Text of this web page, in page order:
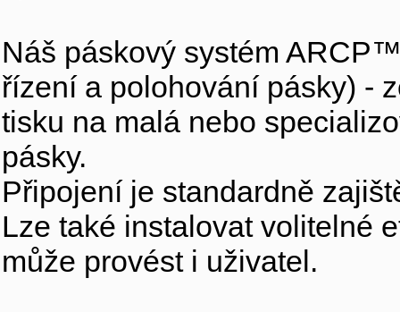
Náš páskový systém
řízení a polohování pásky) -
tisku na malá nebo
pásky.
Připojení je standardně
Lze také instalovat volitelné
může provést i uživatel.